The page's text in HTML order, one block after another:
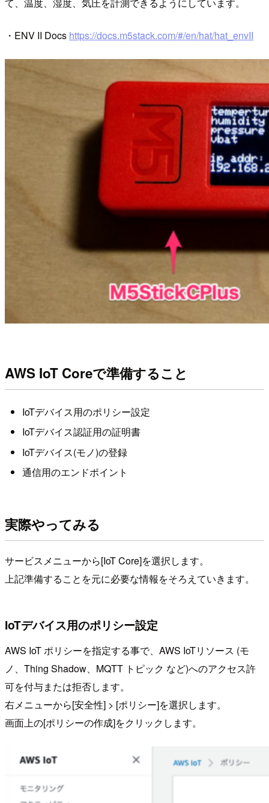
て、温度、湿度、気圧を計測できるようにしています。
・ENV II Docs https://docs.m5stack.com/#/en/hat/hat_envII
AWS IoT Coreで準備すること
IoTデバイス用のポリシー設定
IoTデバイス認証用の証明書
IoTデバイス(モノ)の登録
通信用のエンドポイント
実際やってみる
サービスメニューから[IoT Core]を選択します。
上記準備することを元に必要な情報をそろえていきます。
IoTデバイス用のポリシー設定
AWS IoT ポリシーを指定する事で、AWS IoTリソース (モ
ノ、Thing Shadow、MQTT トピック など)へのアクセス許
可を付与または拒否します。
右メニューから[安全性] > [ポリシー]を選択します。
画面上の[ポリシーの作成]をクリックします。